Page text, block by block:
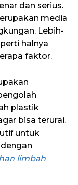
dan serius.
media
Lebih-
halnya
faktor.
plastik
bisa terurai.
untuk
limbah